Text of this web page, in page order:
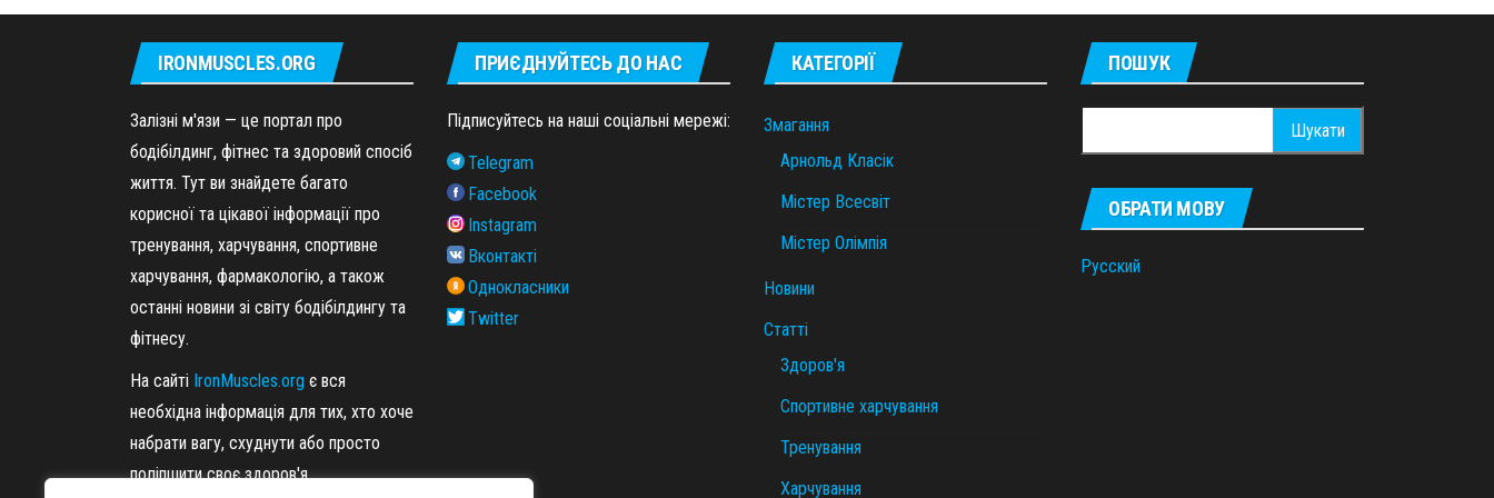
IRONMUSCLES.ORG
Залізні м'язи — це портал про
бодібілдинг, фітнес та здоровий спосіб
життя. Тут ви знайдете багато
корисної та цікавої інформації про
тренування, харчування, спортивне
харчування, фармакологію, а також
останні новини зі світу бодібілдингу та
фітнесу.
На сайті IronMuscles.org є вся
необхідна інформація для тих, хто хоче
набрати вагу, схуднути або просто
поліпшити своє здоров'я.
ПРИЄДНУЙТЕСЬ ДО НАС
Підписуйтесь на наші соціальні мережі:
Telegram
Facebook
Instagram
Вконтакті
Однокласники
Twitter
КАТЕГОРІЇ
Змагання
Арнольд Класік
Містер Всесвіт
Містер Олімпія
Новини
Статті
Здоров'я
Спортивне харчування
Тренування
Харчування
ПОШУК
ОБРАТИ МОВУ
Русский